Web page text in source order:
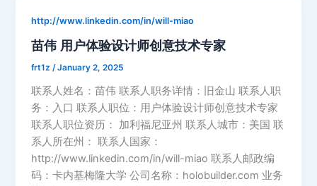
http://www.linkedin.com/in/will-miao
苗伟 用户体验设计师创意技术专家
frt1z/January 2, 2025
联系人姓名：苗伟 联系人职务详情：旧金山 联系人职
务：入口 联系人职位：用户体验设计师创意技术专家
联系人职位资历： 加利福尼亚州 联系人城市：美国 联
系人所在州： 联系人国家：
http://www.linkedin.com/in/will-miao 联系人邮政编
码：卡内基梅隆大学 公司名称：holobuilder.com 业务